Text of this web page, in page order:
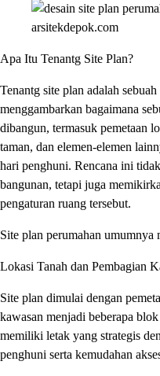
arsitekdepok.com
Apa Itu Tenantg Site Plan?
Tenantg site plan adalah
menggambarkan bagaimana
dibangun, termasuk pemetaan
taman, dan elemen-elemen
hari penghuni. Rencana ini
bangunan, tetapi juga
pengaturan ruang tersebut.
Site plan perumahan umumnya
Lokasi Tanah dan Pembagian
Site plan dimulai dengan
kawasan menjadi beberapa
memiliki letak yang strategis
penghuni serta kemudahan